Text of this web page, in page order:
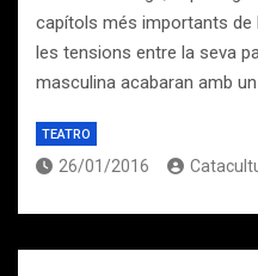
capítols més importants de
les tensions entre la seva
masculina acabaran amb
TEATRO
26/01/2016